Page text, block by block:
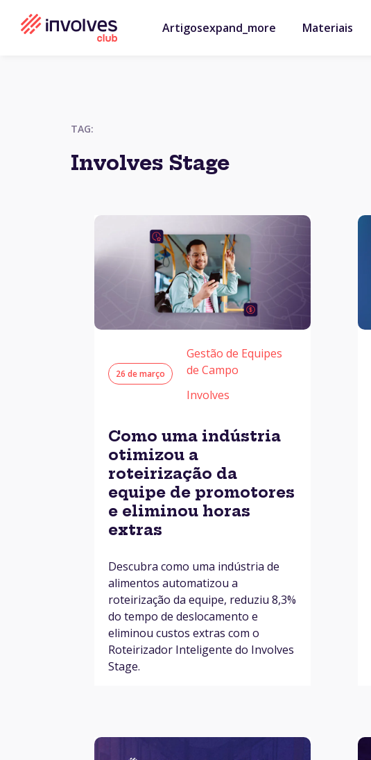
Artigosexpand_more Materiais
TAG:
Involves Stage
26 de março
Gestão de Equipes
de Campo
Involves
Como uma indústria
otimizou a
roteirização da
equipe de promotores
e eliminou horas
extras
Descubra como uma indústria de
alimentos automatizou a
roteirização da equipe, reduziu 8,3%
do tempo de deslocamento e
eliminou custos extras com o
Roteirizador Inteligente do Involves
Stage.